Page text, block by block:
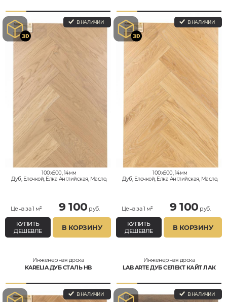
В НАЛИЧИИ
100x600, 14мм
Дуб, Елочкой, Елка Английская, Масло,
Цена за 1 м² 9 100 руб.
КУПИТЬ
ДЕШЕВЛЕ
В КОРЗИНУ
В НАЛИЧИИ
100x600, 14мм
Дуб, Елочкой, Елка Английская, Масло,
Цена за 1 м² 9 100 руб.
КУПИТЬ
ДЕШЕВЛЕ
В КОРЗИНУ
Инженерная доска
KARELIA ДУБ СТАЛЬ HB
В НАЛИЧИИ
Инженерная доска
LAB ARTE ДУБ СЕЛЕКТ КАЙТ ЛАК
В НАЛИЧИИ